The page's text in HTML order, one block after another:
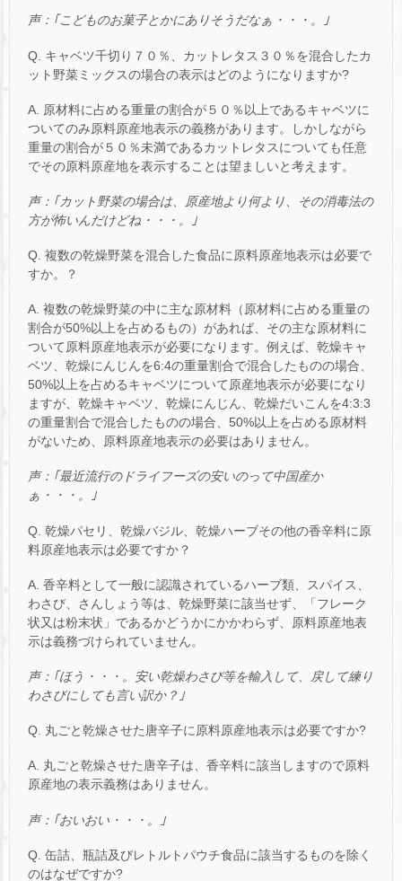
声：｢こどものお菓子とかにありそうだなぁ・・・。｣
Q. キャベツ千切り７０％、カットレタス３０％を混合したカ
ット野菜ミックスの場合の表示はどのようになりますか?
A. 原材料に占める重量の割合が５０％以上であるキャベツに
ついてのみ原料原産地表示の義務があります。しかしながら
重量の割合が５０％未満であるカットレタスについても任意
でその原料原産地を表示することは望ましいと考えます。
声：｢カット野菜の場合は、原産地より何より、その消毒法の
方が怖いんだけどね・・・。｣
Q. 複数の乾燥野菜を混合した食品に原料原産地表示は必要で
すか。？
A. 複数の乾燥野菜の中に主な原材料（原材料に占める重量の
割合が50%以上を占めるもの）があれば、その主な原材料に
ついて原料原産地表示が必要になります。例えば、乾燥キャ
ベツ、乾燥にんじんを6:4の重量割合で混合したものの場合、
50%以上を占めるキャベツについて原産地表示が必要になり
ますが、乾燥キャベツ、乾燥にんじん、乾燥だいこんを4:3:3
の重量割合で混合したものの場合、50%以上を占める原材料
がないため、原料原産地表示の必要はありません。
声：｢最近流行のドライフーズの安いのって中国産か
ぁ・・・。｣
Q. 乾燥パセリ、乾燥バジル、乾燥ハーブその他の香辛料に原
料原産地表示は必要ですか？
A. 香辛料として一般に認識されているハーブ類、スパイス、
わさび、さんしょう等は、乾燥野菜に該当せず、「フレーク
状又は粉末状」であるかどうかにかかわらず、原料原産地表
示は義務づけられていません。
声：｢ほう・・・。安い乾燥わさび等を輸入して、戻して練り
わさびにしても言い訳か？｣
Q. 丸ごと乾燥させた唐辛子に原料原産地表示は必要ですか?
A. 丸ごと乾燥させた唐辛子は、香辛料に該当しますので原料
原産地の表示義務はありません。
声：｢おいおい・・・。｣
Q. 缶詰、瓶詰及びレトルトパウチ食品に該当するものを除く
のはなぜですか?